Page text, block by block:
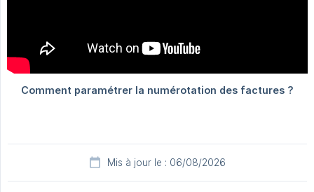
Mis à jour le : 06/08/2026